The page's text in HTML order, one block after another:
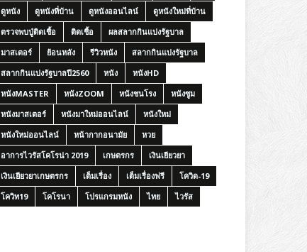
ดูหนัง
ดูหนังที่บ้าน ดูหนังออนไลน์
ดูหนังใหม่ที่บ้าน
ตรวจพบปู่ติดเชื้อ
ติดเชื้อ
ผลสลากกินแบ่งรัฐบาล
มาสเตอร์
ย้อนหลัง รีวิวหนัง
สลากกินแบ่งรัฐบาล
สลากกินแบ่งรัฐบาลปี2560
หนัง
หนังHD
หนังMASTER
หนังZOOM หนังชนโรง
หนังซูม
หนังมาสเตอร์
หนังมาใหม่ออนไลน์
หนังใหม่
หนังใหม่ออนไลน์
หน้ากากอนามัย
หวย
อาการไวรัสโคโรน่า 2019
เกษตรกร
เงินเยียวยา
เงินเยียวยาเกษตรกร
เต็มเรื่อง เต็มเรื่องฟรี
โควิด-19
โควิท19
โคโรนา โปรแกรมหนัง ไทย ไวรัส